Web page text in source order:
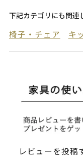
下記カテゴリにも関連
椅子・チェア キ
レビューを投稿